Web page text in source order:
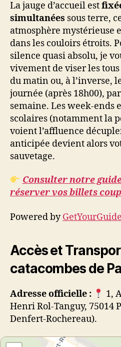
La jauge d’accueil est
simultanées sous terre,
atmosphère mystérieuse
dans les couloirs étroits.
silence quasi absolu, je
vivement de viser les
du matin ou, à l’inverse,
journée (après 18h00),
semaine. Les week-ends
scolaires (notamment la
voient l’affluence
anticipée devient alors
sauvetage.
Consulter notre
réserver vos billets
Powered byGetYourGuide
Accès et
catacombes de
Adresse officielle :
1,
Henri Rol-Tanguy, 75014
Denfert-Rochereau).